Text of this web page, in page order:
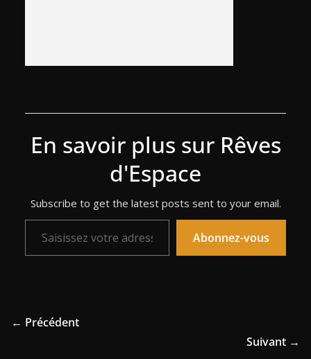
En savoir plus sur Rêves
d'Espace
Subscribe to get the latest posts sent to your email.
Saisissez votre adresse e-mail…
Abonnez-vous
← Précédent
Suivant →